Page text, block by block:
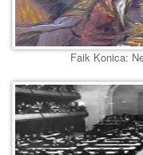
Faik Konica: